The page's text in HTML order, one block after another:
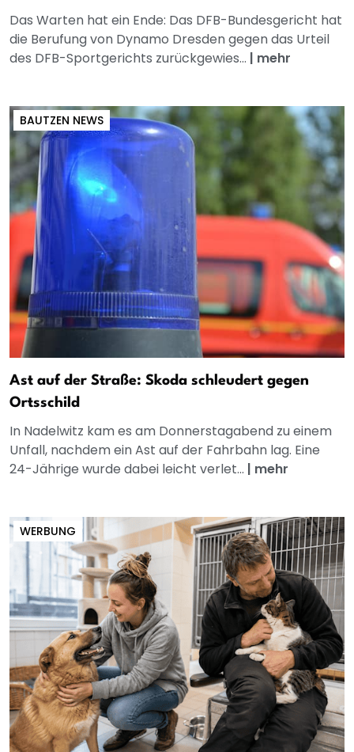
Das Warten hat ein Ende: Das DFB-Bundesgericht hat
die Berufung von Dynamo Dresden gegen das Urteil
des DFB-Sportgerichts zurückgewies... | mehr
BAUTZEN NEWS
Ast auf der Straße: Skoda schleudert gegen
Ortsschild
In Nadelwitz kam es am Donnerstagabend zu einem
Unfall, nachdem ein Ast auf der Fahrbahn lag. Eine
24-Jährige wurde dabei leicht verlet... | mehr
WERBUNG